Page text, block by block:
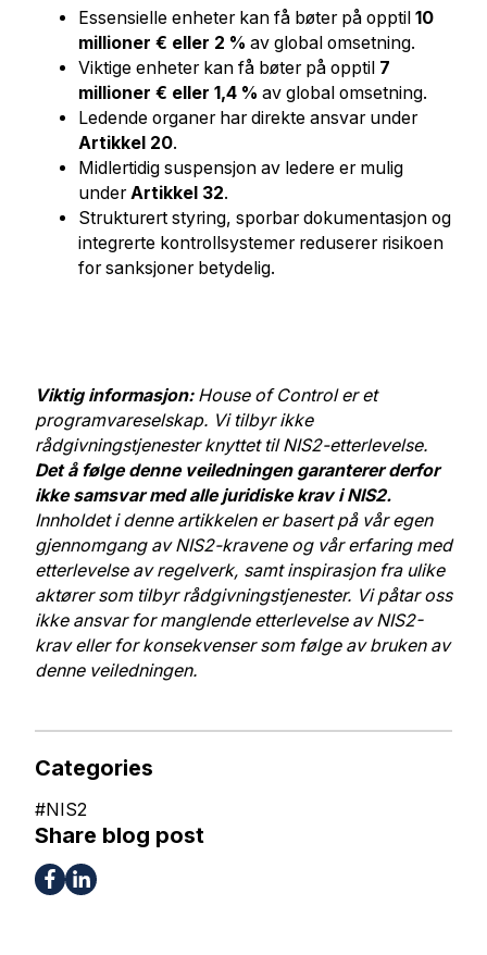
Essensielle enheter kan få bøter på opptil 10
millioner € eller 2 % av global omsetning.
Viktige enheter kan få bøter på opptil 7
millioner € eller 1,4 % av global omsetning.
Ledende organer har direkte ansvar under
Artikkel 20.
Midlertidig suspensjon av ledere er mulig
underArtikkel 32.
Strukturert styring, sporbar dokumentasjon og
integrerte kontrollsystemer reduserer risikoen
for sanksjoner betydelig.
Viktig informasjon: House of Control er et
programvareselskap. Vi tilbyr ikke
rådgivningstjenester knyttet til NIS2-etterlevelse.
Det å følge denne veiledningen garanterer derfor
ikke samsvar med alle juridiske krav i NIS2.
Innholdet i denne artikkelen er basert på vår egen
gjennomgang av NIS2-kravene og vår erfaring med
etterlevelse av regelverk, samt inspirasjon fra ulike
aktører som tilbyr rådgivningstjenester. Vi påtar oss
ikke ansvar for manglende etterlevelse av NIS2-
krav eller for konsekvenser som følge av bruken av
denne veiledningen.
Categories
#NIS2
Share blog post